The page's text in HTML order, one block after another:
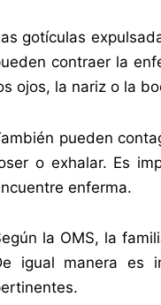
gotículas
contraer la
ojos, la nariz o la
pueden
o exhalar. Es
enferma.
la OMS, la
igual manera es